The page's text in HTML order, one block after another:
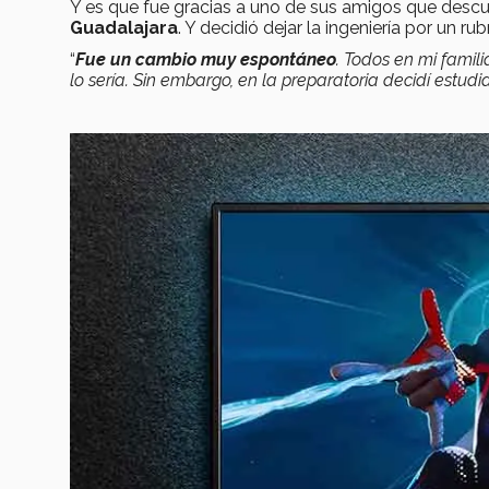
Y es que fue gracias a uno de sus amigos que
Guadalajara. Y decidió dejar la ingeniería por un
“Fue un cambio muy espontáneo. Todos en mi
lo sería. Sin embargo, en la preparatoria decidí